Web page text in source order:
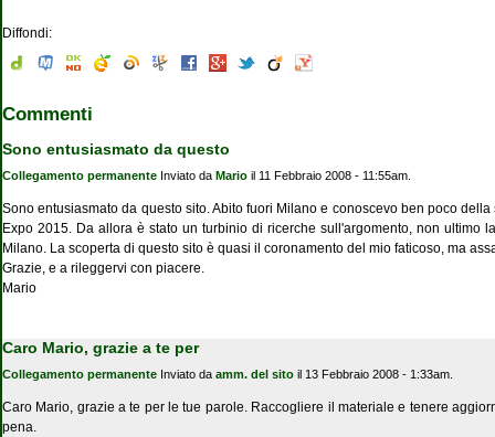
Diffondi:
Commenti
Sono entusiasmato da questo
Collegamento permanente Inviato da Mario il 11 Febbraio 2008 - 11:55am.
Sono entusiasmato da questo sito. Abito fuori Milano e conoscevo ben poco
Expo 2015. Da allora è stato un turbinio di ricerche sull'argomento, non
Milano. La scoperta di questo sito è quasi il coronamento del mio faticoso, ma
Grazie, e a rileggervi con piacere.
Mario
Caro Mario, grazie a te per
Collegamento permanente Inviato da amm. del sito il 13 Febbraio 2008 - 1:33am.
Caro Mario, grazie a te per le tue parole. Raccogliere il materiale e tenere
pena.